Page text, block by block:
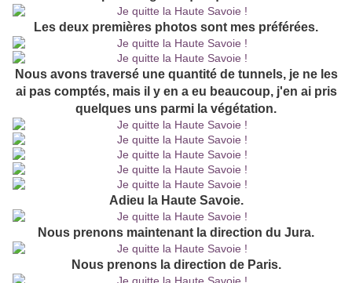
Les deux premières photos sont mes préférées.
Nous avons traversé une quantité de tunnels, je ne les
ai pas comptés, mais il y en a eu beaucoup, j'en ai pris
quelques uns parmi la végétation.
Adieu la Haute Savoie.
Nous prenons maintenant la direction du Jura.
Nous prenons la direction de Paris.